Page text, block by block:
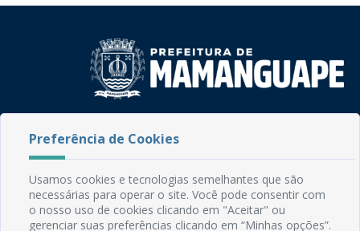
CEP: 58.280-000 - Mamanguape/PB
Fone: (83) 3292-2246
Email: comunicacao@mamanguape.pb.gov.br
Expediente: Segunda à Sexta, das 08h às 13h
Mapa do Site
Preferência de Cookies
Usamos cookies e tecnologias semelhantes que são
necessárias para operar o site. Você pode consentir com
o nosso uso de cookies clicando em "Aceitar" ou
gerenciar suas preferências clicando em “Minhas opções”.